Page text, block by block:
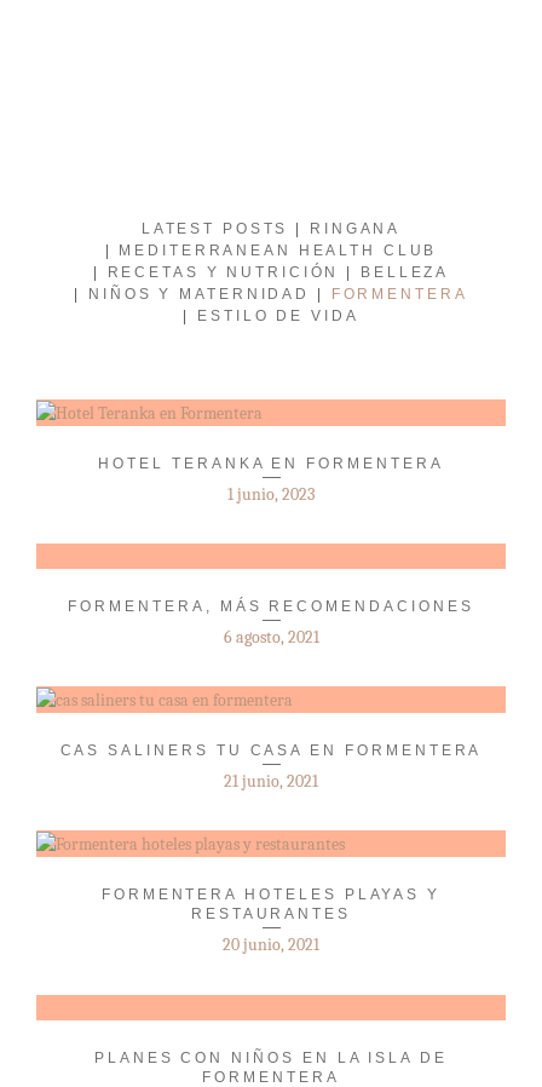
LATEST POSTS
RINGANA
MEDITERRANEAN HEALTH CLUB
RECETAS Y NUTRICIÓN
BELLEZA
NIÑOS Y MATERNIDAD
FORMENTERA
ESTILO DE VIDA
HOTEL TERANKA EN FORMENTERA
1 junio, 2023
FORMENTERA, MÁS RECOMENDACIONES
6 agosto, 2021
CAS SALINERS TU CASA EN FORMENTERA
21 junio, 2021
FORMENTERA HOTELES PLAYAS Y
RESTAURANTES
20 junio, 2021
PLANES CON NIÑOS EN LA ISLA DE
FORMENTERA